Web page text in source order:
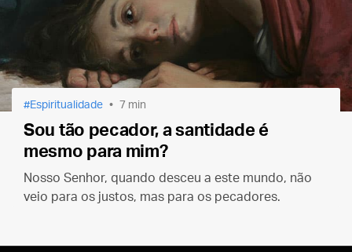
Espiritualidade 7 min
Sou tão pecador, a santidade é
mesmo para mim?
Nosso Senhor, quando desceu a este mundo, não
veio para os justos, mas para os pecadores.